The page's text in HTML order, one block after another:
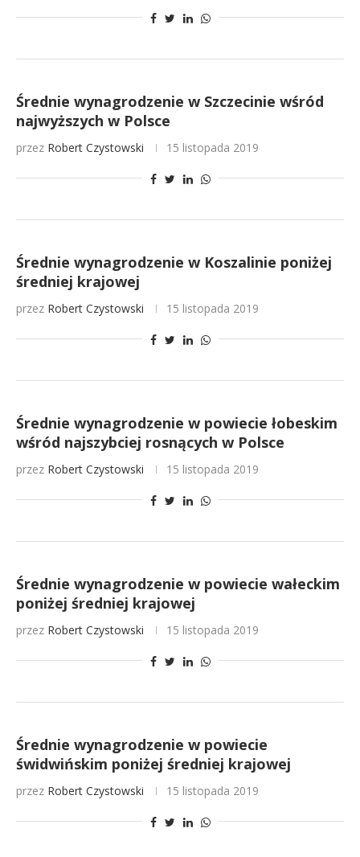
Średnie wynagrodzenie w Szczecinie wśród
najwyższych w Polsce
przez Robert Czystowski 15 listopada 2019
Średnie wynagrodzenie w Koszalinie poniżej
średniej krajowej
przez Robert Czystowski 15 listopada 2019
Średnie wynagrodzenie w powiecie łobeskim
wśród najszybciej rosnących w Polsce
przez Robert Czystowski 15 listopada 2019
Średnie wynagrodzenie w powiecie wałeckim
poniżej średniej krajowej
przez Robert Czystowski 15 listopada 2019
Średnie wynagrodzenie w powiecie
świdwińskim poniżej średniej krajowej
przez Robert Czystowski 15 listopada 2019